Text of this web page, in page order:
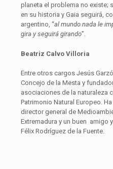
planeta el problema no existe;
en su historia y Gaia seguirá,
argentino, “al mundo nada le
gira y seguirá girando”.
Beatriz Calvo Villoria
Entre otros cargos Jesús
Concejo de la Mesta y
asociaciones de la naturaleza
Patrimonio Natural Europeo.
director general de
Extremadura y un buen amigo
Félix Rodríguez de la Fuente.